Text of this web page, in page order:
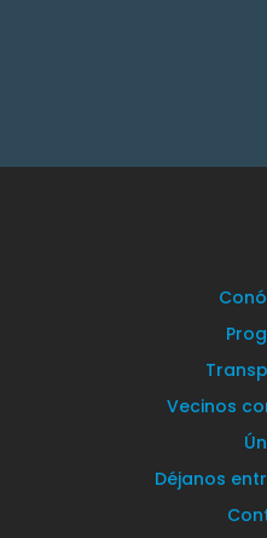
Vecinos
Déjanos